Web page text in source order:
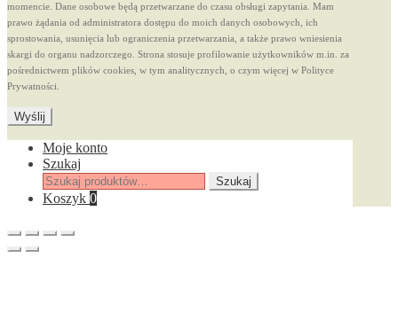
momencie. Dane osobowe będą przetwarzane do czasu obsługi zapytania. Mam
prawo żądania od administratora dostępu do moich danych osobowych, ich
sprostowania, usunięcia lub ograniczenia przetwarzania, a także prawo wniesienia
skargi do organu nadzorczego. Strona stosuje profilowanie użytkowników m.in. za
pośrednictwem plików cookies, w tym analitycznych, o czym więcej w Polityce
Prywatności.
Moje konto
Szukaj
Szukaj:
Szukaj
Koszyk 0